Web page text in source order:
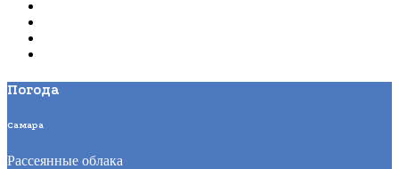
Погода
Самара
Рассеянные облака